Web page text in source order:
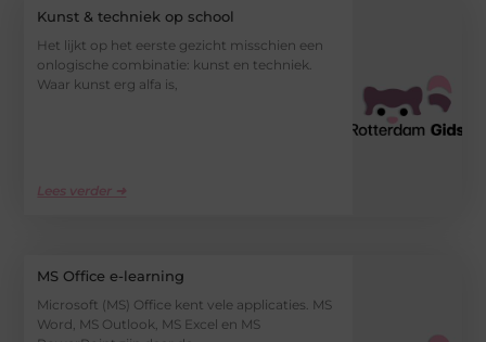
Kunst & techniek op school
Het lijkt op het eerste gezicht misschien een
onlogische combinatie: kunst en techniek.
Waar kunst erg alfa is,
Lees verder ➜
MS Office e-learning
Microsoft (MS) Office kent vele applicaties. MS
Word, MS Outlook, MS Excel en MS